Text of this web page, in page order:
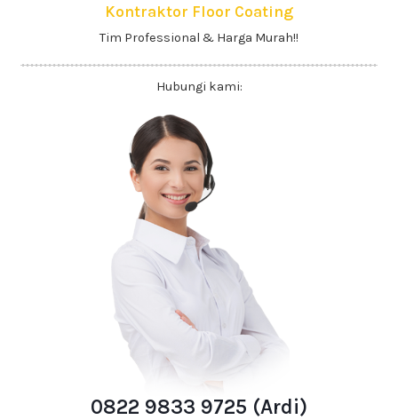
Kontraktor Floor Coating
Tim Professional & Harga Murah!!
Hubungi kami:
0822 9833 9725 (Ardi)